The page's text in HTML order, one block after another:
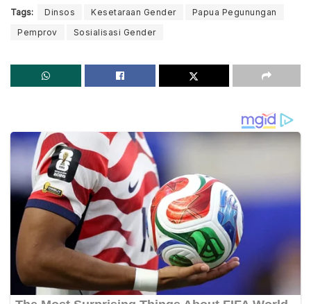
Tags: Dinsos Kesetaraan Gender
Papua Pegunungan
Pemprov
Sosialisasi Gender